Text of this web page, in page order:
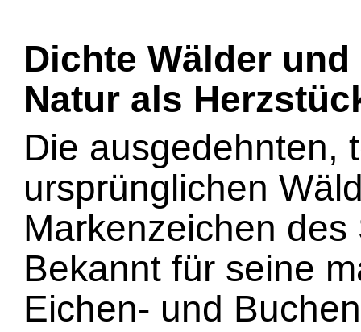
Dichte Wälder
Natur als
Die ausgedehnten,
ursprünglichen
Markenzeichen des
Bekannt für seine
Eichen- und